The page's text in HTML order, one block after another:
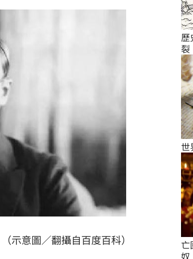
示意圖／翻攝自百度百科）
歷
裂
世
亡
奴